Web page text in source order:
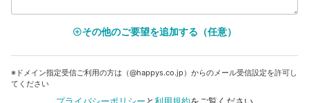
add_circle_outlineその他のご要望を追加する（任意）
※ドメイン指定受信ご利用の方は（@happys.co.jp）からのメール受信設定を許可し
てください